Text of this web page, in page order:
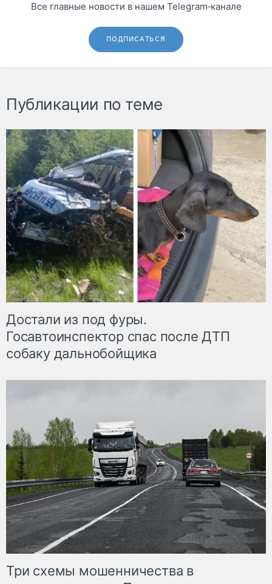
Все главные новости в нашем Telegram‑канале
ПОДПИСАТЬСЯ
Публикации по теме
Достали из под фуры.
Госавтоинспектор спас после ДТП
собаку дальнобойщика
Три схемы мошенничества в